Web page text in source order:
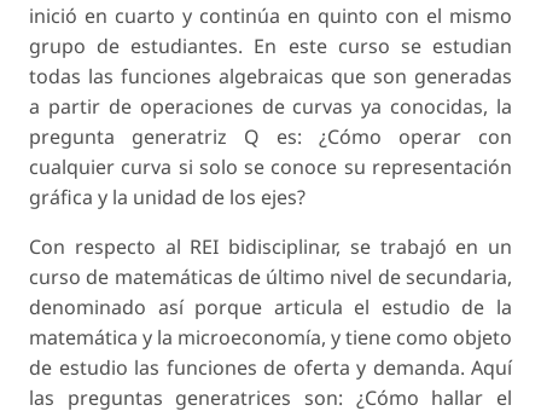
inició en cuarto y continúa en quinto con el mismo
grupo de estudiantes. En este curso se estudian
todas las funciones algebraicas que son generadas
a partir de operaciones de curvas ya conocidas, la
pregunta generatriz Q es: ¿Cómo operar con
cualquier cur­va si solo se conoce su representación
gráfica y la unidad de los ejes?
Con respecto al REI bidisciplinar, se trabajó en un
curso de matemáticas de último nivel de secun­daria,
denominado así porque articula el estudio de la
matemática y la microeconomía, y tiene como objeto
de estudio las funciones de oferta y demanda. Aquí
las preguntas generatrices son: ¿Cómo hallar el